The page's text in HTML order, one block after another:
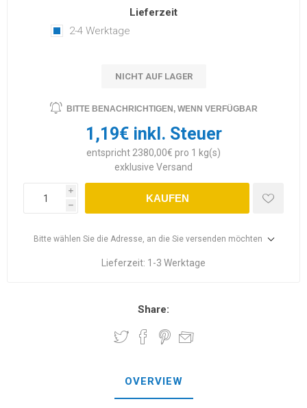
Lieferzeit
2-4 Werktage
NICHT AUF LAGER
BITTE BENACHRICHTIGEN, WENN VERFÜGBAR
1,19€ inkl. Steuer
entspricht 2380,00€ pro 1 kg(s)
exklusive Versand
i
h
KAUFEN
Bitte wählen Sie die Adresse, an die Sie versenden möchten
Lieferzeit: 1-3 Werktage
Share:
OVERVIEW